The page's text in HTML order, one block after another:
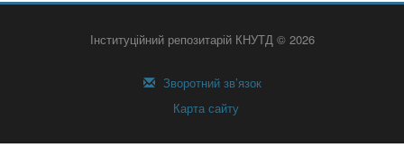
Інституційний репозитарій КНУТД © 2026
Зворотний зв’язок
Карта сайту